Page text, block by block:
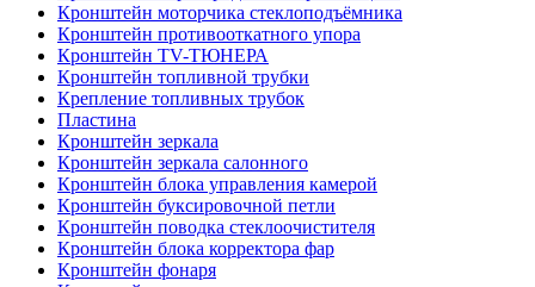
Кронштейн моторчика стеклоподъёмника
Кронштейн противооткатного упора
Кронштейн TV-ТЮНЕРА
Кронштейн топливной трубки
Крепление топливных трубок
Пластина
Кронштейн зеркала
Кронштейн зеркала салонного
Кронштейн блока управления камерой
Кронштейн буксировочной петли
Кронштейн поводка стеклоочистителя
Кронштейн блока корректора фар
Кронштейн фонаря